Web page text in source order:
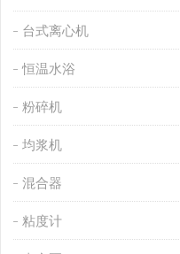
台式离心机
恒温水浴
粉碎机
均浆机
混合器
粘度计